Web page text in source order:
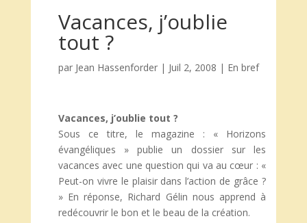
Vacances, j’oublie
tout ?
par Jean Hassenforder| Juil 2, 2008 | En bref
Vacances, j’oublie tout ?
Sous ce titre, le magazine : « Horizons
évangéliques » publie un dossier sur les
vacances avec une question qui va au cœur : «
Peut-on vivre le plaisir dans l’action de grâce ?
» En réponse, Richard Gélin nous apprend à
redécouvrir le bon et le beau de la création.